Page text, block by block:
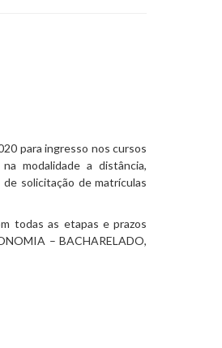
para ingresso nos cursos
modalidade a distância,
solicitação de matrículas
todas as etapas e prazos
– BACHARELADO,